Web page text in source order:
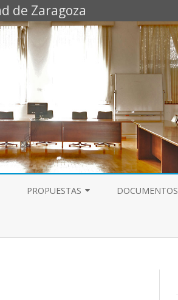
de Zaragoza
al
PROPUESTAS DOCUMENTOS